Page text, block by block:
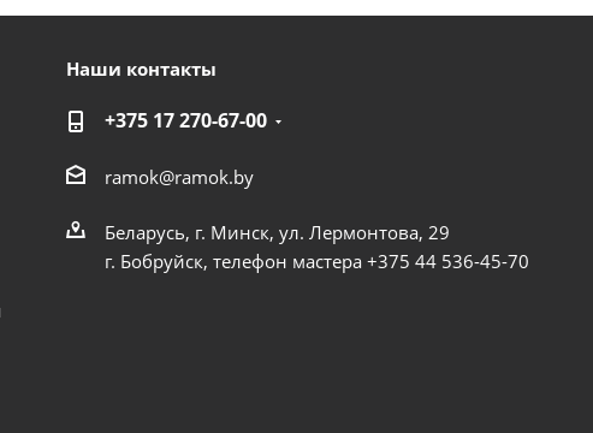
Наши контакты
+375 17 270-67-00
ramok@ramok.by
Беларусь, г. Минск, ул. Лермонтова, 29
г. Бобруйск, телефон мастера +375 44 536-45-70